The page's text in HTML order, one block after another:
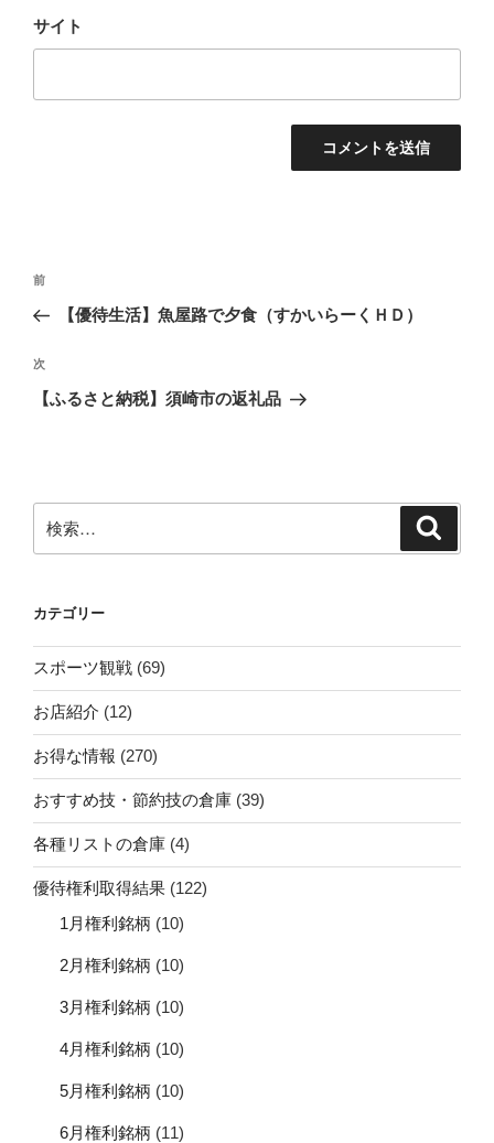
サイト
投
ナ
ビ
ゲ
ン
前
の
稿
前
【優待生活】魚屋路で夕食（すかいらーくＨＤ）
次
の
次
【ふるさと納税】須崎市の返礼品
索:
カテゴリー
スポーツ観戦 (69)
お店紹介 (12)
お得な情報 (270)
おすすめ技・節約技の倉庫 (39)
各種リストの倉庫 (4)
優待権利取得結果 (122)
1月権利銘柄 (10)
2月権利銘柄 (10)
3月権利銘柄 (10)
4月権利銘柄 (10)
5月権利銘柄 (10)
6月権利銘柄 (11)